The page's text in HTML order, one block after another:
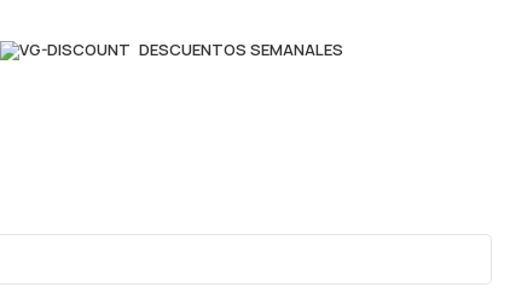
DESCUENTOS SEMANALES